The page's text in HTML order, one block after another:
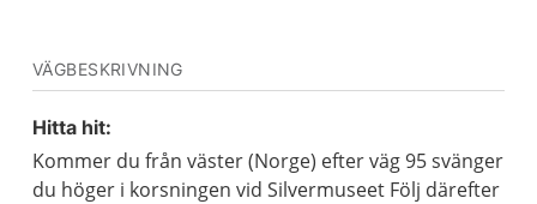
VÄGBESKRIVNING
Hitta hit:
Kommer du från väster (Norge) efter väg 95 svänger
du höger i korsningen vid Silvermuseet Följ därefter